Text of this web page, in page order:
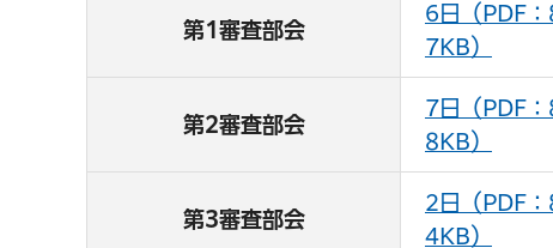
第1審査部会
6日（PDF：
7KB）
第2審査部会
7日（PDF：
8KB）
第3審査部会
2日（PDF：
4KB）